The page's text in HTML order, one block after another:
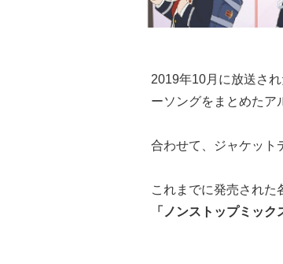
2019年10月に放送さ
ーソングをまとめたア
合わせて、ジャケット
これまでに発売された
「ノンストップミック